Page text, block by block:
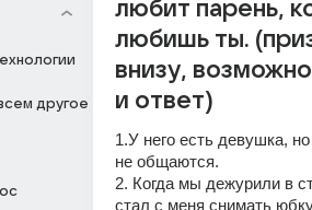
другое
любит парень,
любишь ты.
внизу,
и ответ)
1.У него есть девушка,
не общаются.
2. Когда мы дежурили в
стал с меня снимать